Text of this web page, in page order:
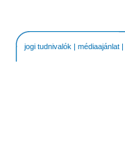
jogi tudnivalók | médiaajánlat |